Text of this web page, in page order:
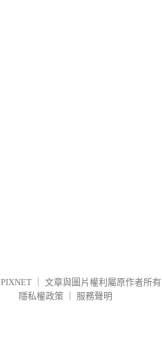
PIXNET
文章與圖片權利屬原作者所有
隱私權政策
服務聲明